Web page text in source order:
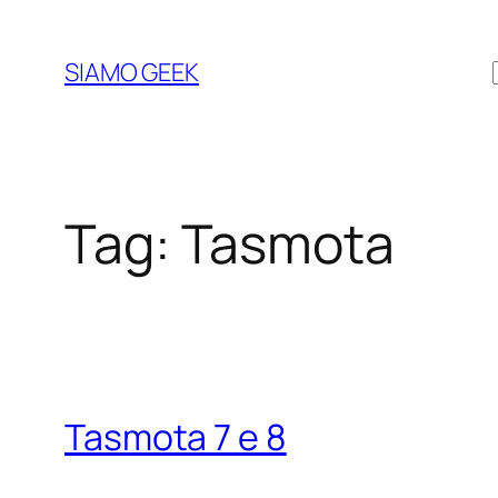
contenuto
SIAMO GEEK
Tag: Tasmota
Tasmota 7 e 8